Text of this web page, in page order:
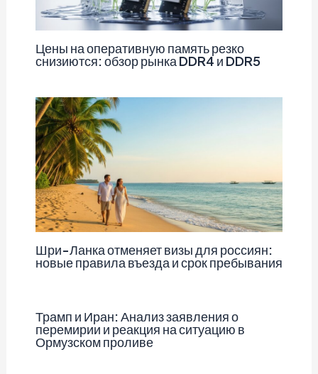
Цены на оперативную память резко
снизиются: обзор рынка DDR4 и DDR5
Шри-Ланка отменяет визы для россиян:
новые правила въезда и срок пребывания
Трамп и Иран: Анализ заявления о
перемирии и реакция на ситуацию в
Ормузском проливе